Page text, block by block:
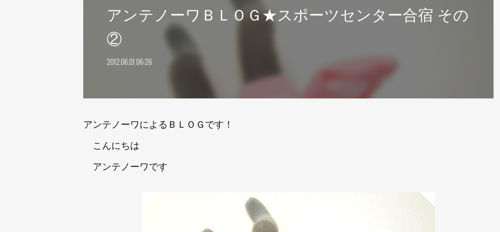
アンテノーワＢＬＯＧ★スポーツセンター合宿 その
②
2012.06.01 06:26
アンテノーワによるＢＬＯＧです！
こんにちは
アンテノーワです